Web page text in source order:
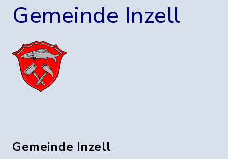
Gemeinde Inzell
Gemeinde Inzell